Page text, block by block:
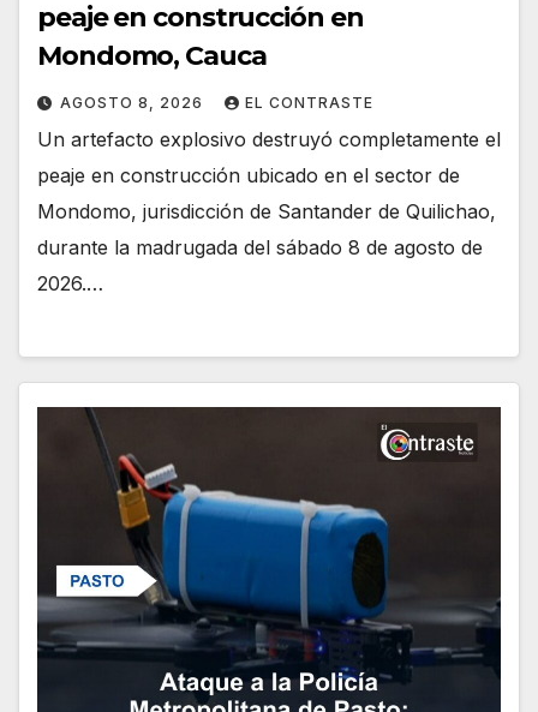
peaje en construcción en
Mondomo, Cauca
AGOSTO 8, 2026 EL CONTRASTE
Un artefacto explosivo destruyó completamente el
peaje en construcción ubicado en el sector de
Mondomo, jurisdicción de Santander de Quilichao,
durante la madrugada del sábado 8 de agosto de
2026.…